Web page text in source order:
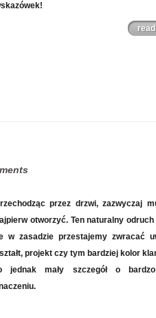
przez drzwi, zazwyczaj
otworzyć. Ten naturalny
w zasadzie przestajemy zwracać
projekt czy tym bardziej kolor
jednak mały szczegół o